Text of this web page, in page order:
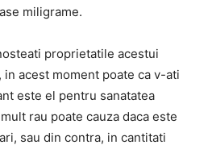
miligrame.
proprietatile acestui
acest moment poate ca v-ati
este el pentru sanatatea
rau poate cauza daca este
sau din contra, in cantitati